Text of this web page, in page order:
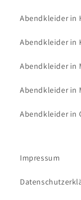
Abendkleider in
Abendkleider in
Abendkleider in
Abendkleider in
Abendkleider in
Impressum